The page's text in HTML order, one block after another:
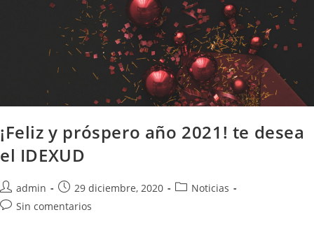
¡Feliz y próspero año 2021! te desea
el IDEXUD
admin 29 diciembre, 2020
Noticias
Sin comentarios